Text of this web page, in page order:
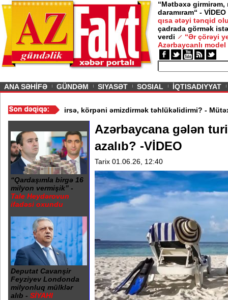
“Mətbəxə girmirəm,
daramıram“ - VİDEO
qısa ətəyi tənqid
çadrada görmək
verdi
“Ər çörəyi
Azərbaycanlı model
İyun 2026
bir şərtlə gedirəm” -Nigar
ANA SƏHİFƏ GÜNDƏM SIYASƏT SOSIAL İQTISADIYYAT
Kazımova/ Ana xəstədirsə, körpəni əmizdirmək
“Qardaşımla birgə 16
milyon vermişik” -
Tale Heydərovun
ifadəsi oxundu
Deputat Cavanşir
Feyziyev Londonda
milyonluq mülklər
alıb - SİYAHI
Azərbaycana gələn
azalıb? -VİDEO
Tarix 01.06.26, 12:40